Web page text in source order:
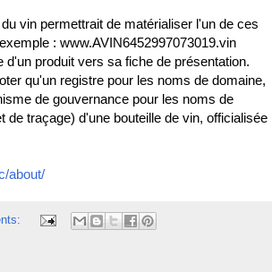
vin permettrait de matérialiser l'un de ces
: www.AVIN6452997073019.vin
produit vers sa fiche de présentation.
qu'un registre pour les noms de domaine,
de gouvernance pour les noms de
de traçage) d'une bouteille de vin, officialisée
about/